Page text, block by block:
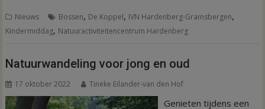
Nieuws Bossen, De Koppel, IVN Hardenberg-Gramsbergen,
Kindermiddag, Natuuractiviteitencentrum Hardenberg
Natuurwandeling voor jong en oud
17 oktober 2022 Tineke Eilander-van den Hof
Genieten tijdens een